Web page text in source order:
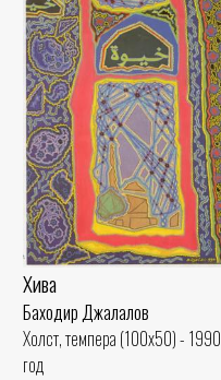
Хива
Баходир Джалалов
Холст, темпера (100x50) - 1990
год